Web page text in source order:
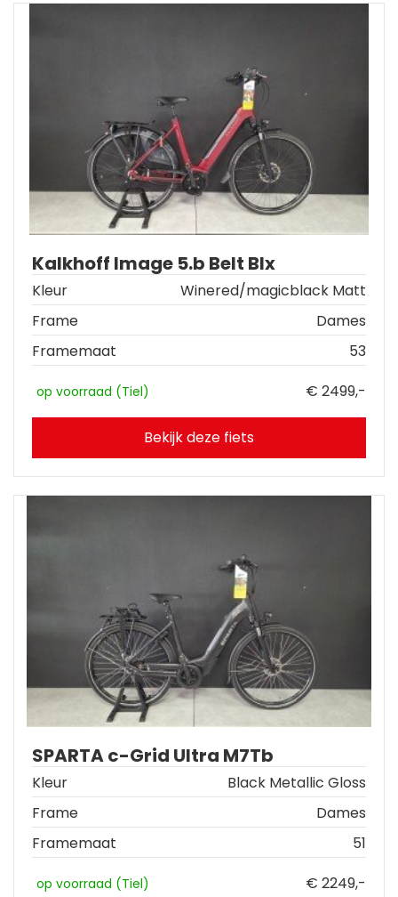
Kalkhoff Image 5.b Belt Blx
Kleur
Winered/magicblack Matt
Frame
Dames
Framemaat
53
op voorraad (Tiel) € 2499,-
Bekijk deze fiets
SPARTA c-Grid Ultra M7Tb
Kleur
Black Metallic Gloss
Frame
Dames
Framemaat
51
op voorraad (Tiel) € 2249,-